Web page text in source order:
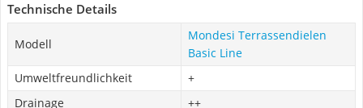
Technische Details
Modell
Mondesi Terrassendielen
Basic Line
Umweltfreundlichkeit
+
Drainage
++